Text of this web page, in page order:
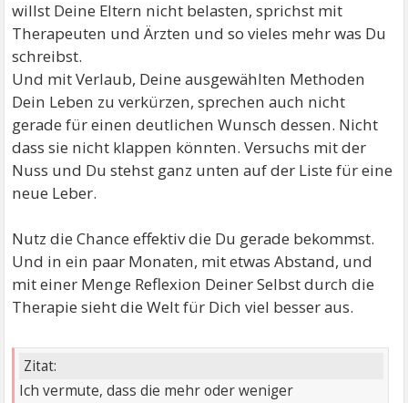
willst Deine Eltern nicht belasten, sprichst mit
Therapeuten und Ärzten und so vieles mehr was Du
schreibst.
Und mit Verlaub, Deine ausgewählten Methoden
Dein Leben zu verkürzen, sprechen auch nicht
gerade für einen deutlichen Wunsch dessen. Nicht
dass sie nicht klappen könnten. Versuchs mit der
Nuss und Du stehst ganz unten auf der Liste für eine
neue Leber.
Nutz die Chance effektiv die Du gerade bekommst.
Und in ein paar Monaten, mit etwas Abstand, und
mit einer Menge Reflexion Deiner Selbst durch die
Therapie sieht die Welt für Dich viel besser aus.
Zitat:
Ich vermute, dass die mehr oder weniger